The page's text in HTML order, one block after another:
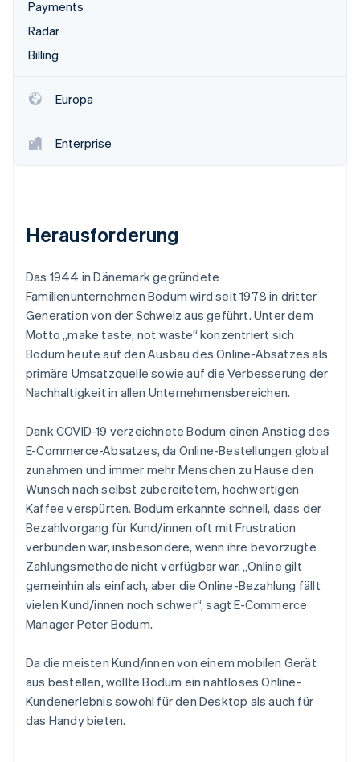
Betrugsprävention
Atlas
Identity
Erfahren Sie, wie Stripe Lösungen für die
Jetzt ansehen
Payments
Radar
Billing
Europa
Enterprise
Herausforderung
Das 1944 in Dänemark gegründete
Familienunternehmen Bodum wird seit 1978 in dritter
Generation von der Schweiz aus geführt. Unter dem
Motto „make taste, not waste“ konzentriert sich
Bodum heute auf den Ausbau des Online-Absatzes als
primäre Umsatzquelle sowie auf die Verbesserung der
Nachhaltigkeit in allen Unternehmensbereichen.
Dank COVID-19 verzeichnete Bodum einen Anstieg des
E-Commerce-Absatzes, da Online-Bestellungen global
zunahmen und immer mehr Menschen zu Hause den
Wunsch nach selbst zubereitetem, hochwertigen
Kaffee verspürten. Bodum erkannte schnell, dass der
Bezahlvorgang für Kund/innen oft mit Frustration
verbunden war, insbesondere, wenn ihre bevorzugte
Zahlungsmethode nicht verfügbar war. „Online gilt
gemeinhin als einfach, aber die Online-Bezahlung fällt
vielen Kund/innen noch schwer“, sagt E-Commerce
Manager Peter Bodum.
Da die meisten Kund/innen von einem mobilen Gerät
aus bestellen, wollte Bodum ein nahtloses Online-
Kundenerlebnis sowohl für den Desktop als auch für
das Handy bieten.